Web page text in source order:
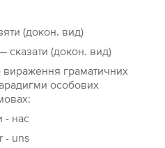
(докон. вид)
сказати (докон. вид)
вираження граматичних
особових
- нас
- uns